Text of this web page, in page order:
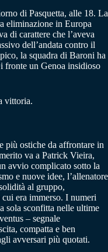
di Pasquetta, alle 18. La
eliminazione in Europa
di carattere che l’aveva
dell’andata contro il
la squadra di Baroni ha
fronte un Genoa insidioso
vittoria.
più ostiche da affrontare in
va a Patrick Vieira,
avvio complicato sotto la
e nuove idee, l’allenatore
al gruppo,
era immerso. I numeri
sola sconfitta nelle ultime
– segnale
compatta e ben
avversari più quotati.